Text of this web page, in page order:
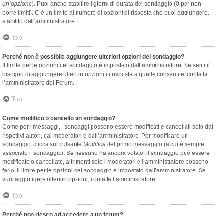
un’opzione). Puoi anche stabilire i giorni di durata del sondaggio (0 per non
porre limiti). C’è un limite al numero di opzioni di risposta che puoi aggiungere,
stabilito dall’amministratore.
Top
Perché non è possibile aggiungere ulteriori opzioni del sondaggio?
Il limite per le opzioni del sondaggio è impostato dall’amministratore. Se senti il
bisogno di aggiungere ulteriori opzioni di risposta a quelle consentite, contatta
l’amministratore del Forum.
Top
Come modifico o cancello un sondaggio?
Come per i messaggi, i sondaggi possono essere modificati e cancellati solo dai
rispettivi autori, dai moderatori e dall’amministratore. Per modificare un
sondaggio, clicca sul pulsante Modifica del primo messaggio (a cui è sempre
associato il sondaggio). Se nessuno ha ancora votato, il sondaggio può essere
modificato o cancellato, altrimenti solo i moderatori e l’amministratore possono
farlo. Il limite per le opzioni del sondaggio è impostato dall’amministratore. Se
vuoi aggiungere ulteriori opzioni, contatta l’amministratore.
Top
Perché non riesco ad accedere a un forum?